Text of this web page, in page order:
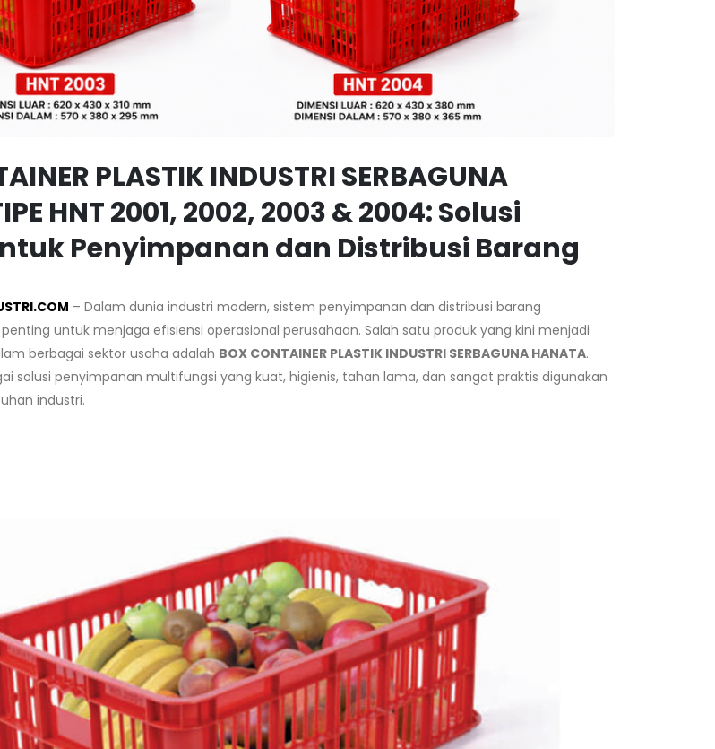
PLASTIK INDUSTRI SERBAGUNA
HNT 2001, 2002, 2003 & 2004: Solusi
Penyimpanan dan Distribusi Barang
– Dalam dunia industri modern, sistem penyimpanan dan distribusi barang
untuk menjaga efisiensi operasional perusahaan. Salah satu produk yang kini menjadi
berbagai sektor usaha adalah BOX CONTAINER PLASTIK INDUSTRI SERBAGUNA HANATA.
solusi penyimpanan multifungsi yang kuat, higienis, tahan lama, dan sangat praktis digunakan
industri.